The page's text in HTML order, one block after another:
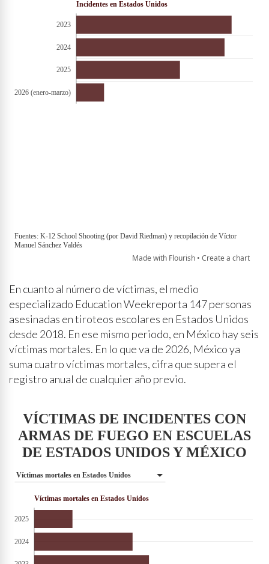
En cuanto al número de víctimas, el medio
especializado Education Weekreporta 147 personas
asesinadas en tiroteos escolares en Estados Unidos
desde 2018. En ese mismo periodo, en México hay seis
víctimas mortales. En lo que va de 2026, México ya
suma cuatro víctimas mortales, cifra que supera el
registro anual de cualquier año previo.